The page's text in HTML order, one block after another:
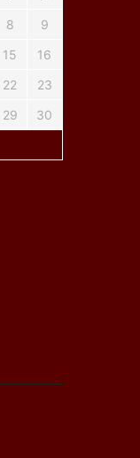
8
9
15
16
22
23
29
30